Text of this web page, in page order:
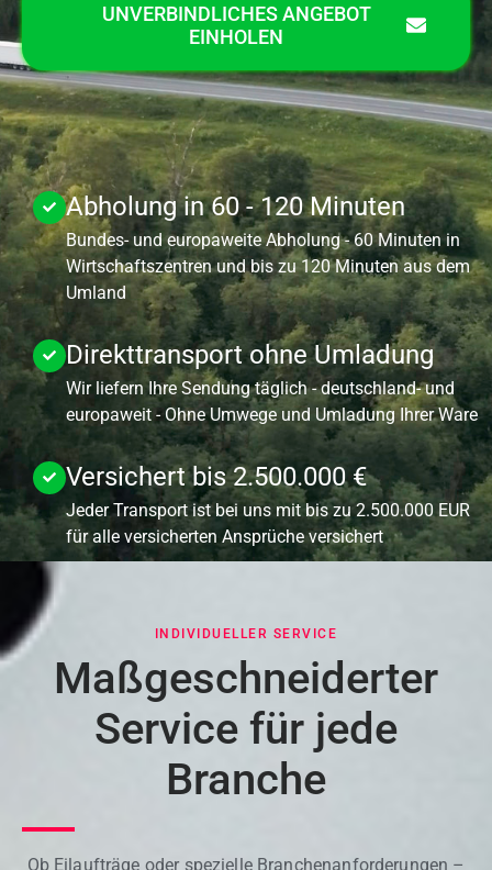
UNVERBINDLICHES ANGEBOT
EINHOLEN
Abholung in 60 - 120 Minuten
Bundes- und europaweite Abholung - 60 Minuten in
Wirtschaftszentren und bis zu 120 Minuten aus dem
Umland
Direkttransport ohne Umladung
Wir liefern Ihre Sendung täglich - deutschland- und
europaweit - Ohne Umwege und Umladung Ihrer Ware
Versichert bis 2.500.000 €
Jeder Transport ist bei uns mit bis zu 2.500.000 EUR
für alle versicherten Ansprüche versichert
INDIVIDUELLER SERVICE
Maßgeschneiderter
Service für jede
Branche
Ob Eilaufträge oder spezielle Branchenanforderungen –